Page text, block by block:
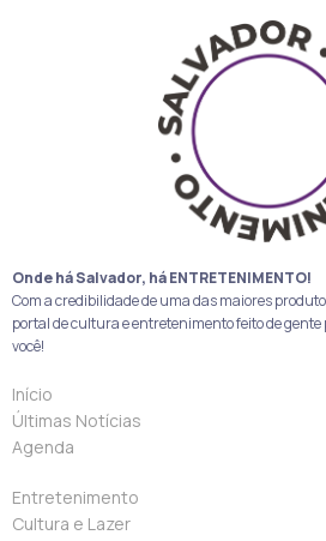
Onde há Salvador, há ENTRETENIMENTO!
Com a credibilidade de uma das maiores
portal de cultura e entretenimento feito de
você!
Início
Últimas Notícias
Agenda
Entretenimento
Cultura e Lazer